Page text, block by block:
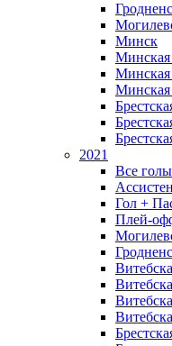
Минск
Минская
Минская
2021
Все голы
Гол +
Плей-